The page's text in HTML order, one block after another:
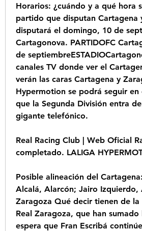
Horarios: ¿cuándo y a qué hora
partido que disputan
disputará el domingo, 10 de
Cartagonova. PARTIDOFC
de
canales TV donde ver el
verán las caras Cartagena y
Hypermotion se podrá seguir
que la Segunda División entra
gigante telefónico.
Real Racing Club | Web Oficial
completado. LALIGA
Posible alineación del
Alcalá, Alarcón; Jairo Izquierdo,
Zaragoza Qué decir tienen de
Real Zaragoza, que han
espera que Fran Escribá